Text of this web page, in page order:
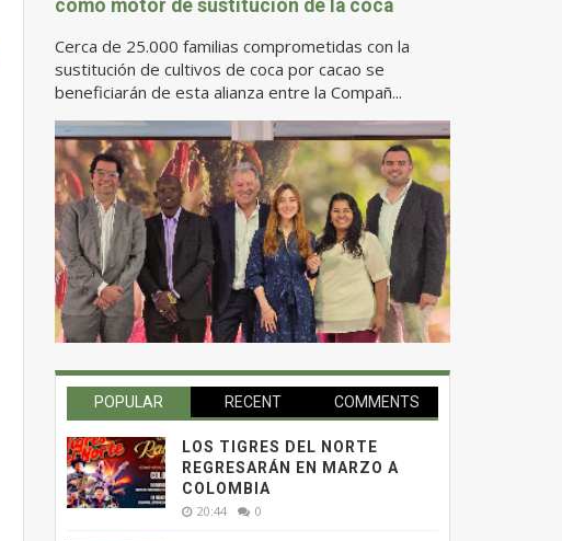
como motor de sustitución de la coca
Cerca de 25.000 familias comprometidas con la
sustitución de cultivos de coca por cacao se
beneficiarán de esta alianza entre la Compañ...
POPULAR RECENT COMMENTS
LOS TIGRES DEL NORTE
REGRESARÁN EN MARZO A
COLOMBIA
20:44 0